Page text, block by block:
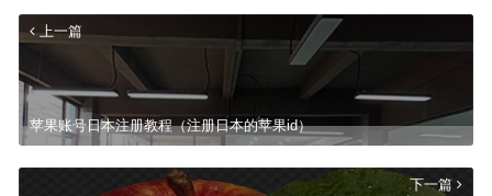
上一篇
苹果账号日本注册教程（注册日本的苹果id）
下一篇